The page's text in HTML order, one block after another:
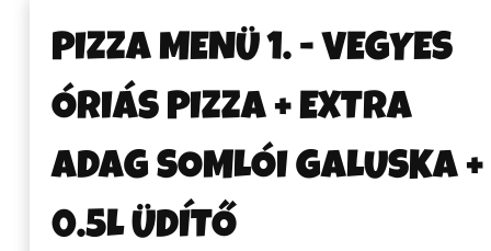
PIZZA MENÜ 1. - VEGYES
ÓRIÁS PIZZA + EXTRA
ADAG SOMLÓI GALUSKA +
0.5L ÜDÍTŐ